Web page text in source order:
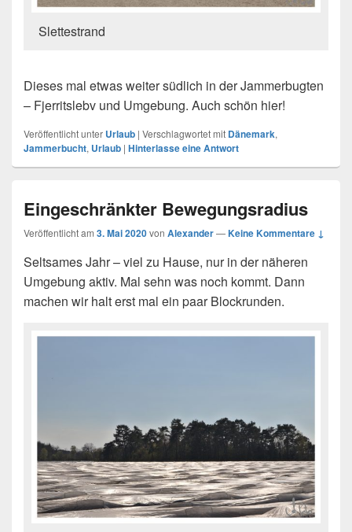
Slettestrand
Dieses mal etwas weiter südlich in der Jammerbugten
– Fjerritslebv und Umgebung. Auch schön hier!
Veröffentlicht unter Urlaub | Verschlagwortet mit Dänemark,
Jammerbucht, Urlaub | Hinterlasse eine Antwort
Eingeschränkter Bewegungsradius
Veröffentlicht am 3. Mai 2020von Alexander—Keine Kommentare ↓
Seltsames Jahr – viel zu Hause, nur in der näheren
Umgebung aktiv. Mal sehn was noch kommt. Dann
machen wir halt erst mal ein paar Blockrunden.